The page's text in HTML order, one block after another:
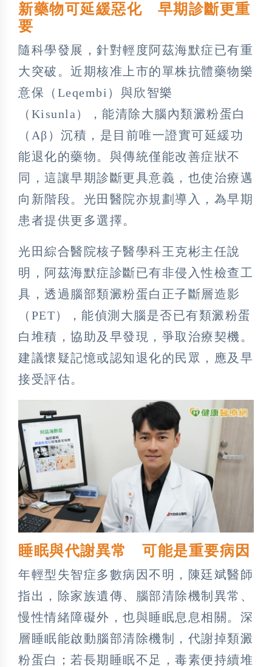
新藥物可延緩惡化 早期診斷更重
要
隨科學發展，針對輕度阿茲海默症已有重
大突破。近期核准上市的單株抗體藥物樂
意保（Leqembi）與欣智樂
（Kisunla），能清除大腦內類澱粉蛋白
（Aβ）沉積，是目前唯一證實可延緩功
能退化的藥物。與傳統僅能改善症狀不
同，這讓早期診斷更具意義，也使治療邁
向新階段。光田醫院亦規劃導入，為早期
患者提供更多選擇。
光田綜合醫院核子醫學科王克彬主任說
明，阿茲海默症診斷已有非侵入性檢查工
具，透過腦部類澱粉蛋白正子斷層造影
（PET），能偵測大腦是否已有類澱粉蛋
白堆積，協助及早發現，爭取治療契機。
建議懷疑記憶或認知退化的民眾，應及早
接受評估。
睡眠與代謝異常 可能是重要病因
年輕型失智症多數病因不明，陳廷斌醫師
指出，除家族遺傳、腦部清除機制異常、
慢性情緒障礙外，也與睡眠息息相關。深
層睡眠能啟動腦部清除機制，代謝掉類澱
粉蛋白；若長期睡眠不足，毒素便持續堆